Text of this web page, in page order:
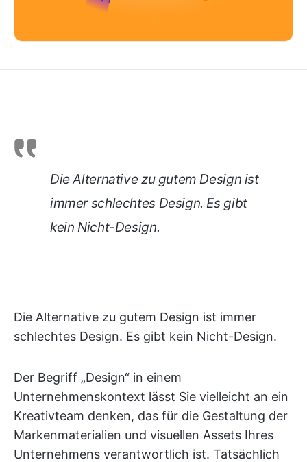
Die Alternative zu gutem Design ist
immer schlechtes Design. Es gibt
kein Nicht-Design.
Die Alternative zu gutem Design ist immer
schlechtes Design. Es gibt kein Nicht-Design.
Der Begriff „Design“ in einem
Unternehmenskontext lässt Sie vielleicht an ein
Kreativteam denken, das für die Gestaltung der
Markenmaterialien und visuellen Assets Ihres
Unternehmens verantwortlich ist. Tatsächlich